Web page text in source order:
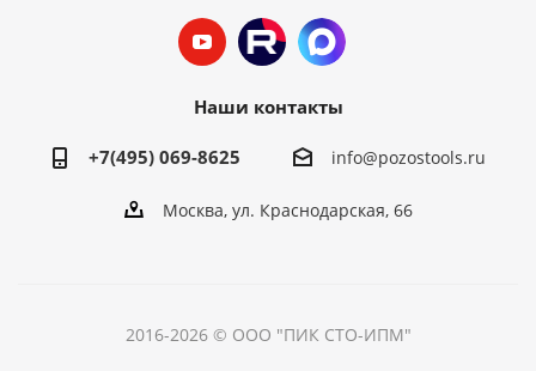
Наши контакты
+7(495) 069-8625 info@pozostools.ru
Москва, ул. Краснодарская, 66
2016-2026 © ООО "ПИК СТО-ИПМ"